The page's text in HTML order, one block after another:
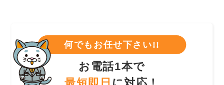
何でもお任せ下さい!!
お電話1本で